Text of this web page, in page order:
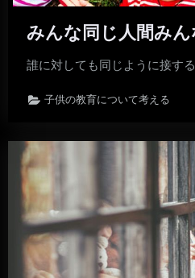
みんな同じ人間み
誰に対しても同じように接す
子供の教育について考える